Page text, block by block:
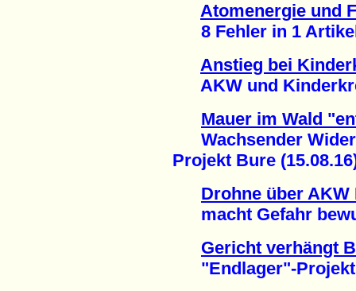
Atomenergie und
8 Fehler in 1 Artikel
Anstieg bei
AKW und
Mauer im Wald
Wachsender
Projekt Bure
Drohne über AKW
macht Gefahr
Gericht verhängt
"Endlager"-Projekt